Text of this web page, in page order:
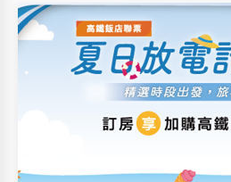
心力。
3. 住宿期間免費停車(每房一台車)
4. 贈送心想事成茶包組乙份(續
5. 週日~週四入住享標準客房升